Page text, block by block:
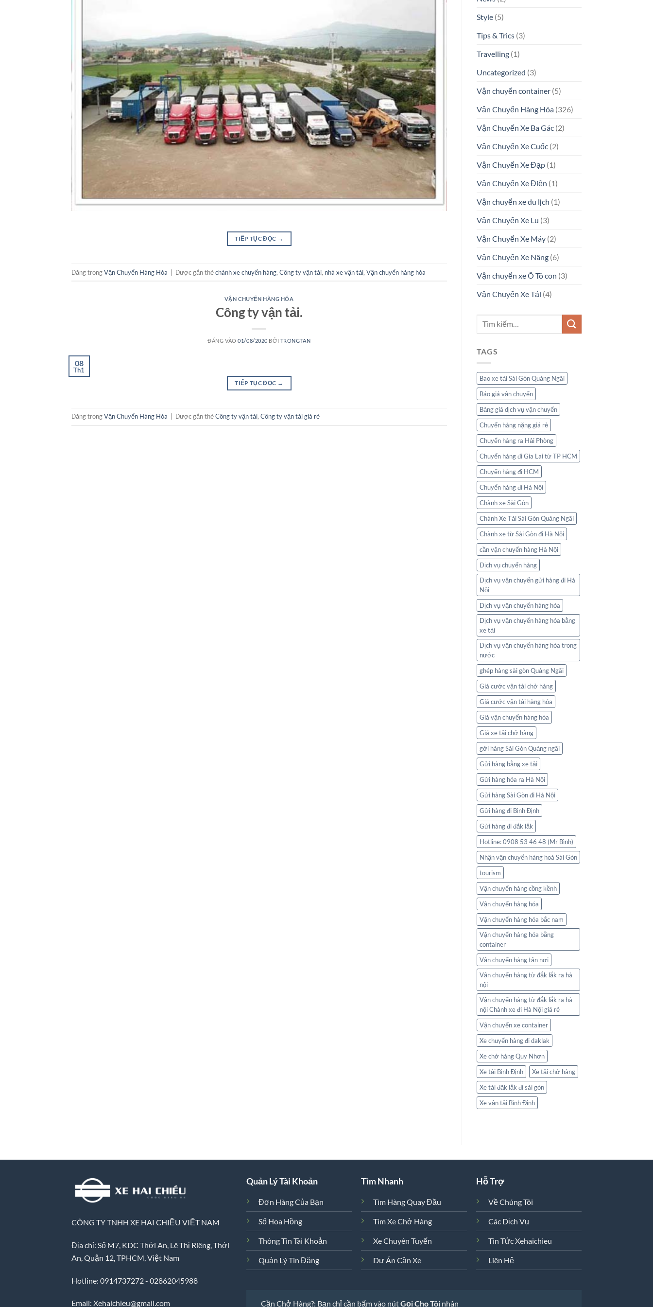
TIẾP TỤC ĐỌC →
Đăng trongVận Chuyển Hàng Hóa | Được gắn thẻchành xe chuyển hàng, Công ty vận tải, nhà xe vận tải, Vận chuyển hàng hóa
VẬN CHUYỂN HÀNG HÓA
Công ty vận tải.
ĐĂNG VÀO01/08/2020 BỞI TRONGTAN
08
Th1
TIẾP TỤC ĐỌC →
Đăng trongVận Chuyển Hàng Hóa Được gắn thẻCông ty vận tải, Công ty vận tải giá rẻ
Style(5)
Tips & Trics(3)
Travelling(1)
Uncategorized (3)
Vận chuyển container(5)
Vận Chuyển Hàng Hóa(326)
Vận Chuyển Xe Ba Gác(2)
Vận Chuyển Xe Cuốc(2)
Vận Chuyển Xe Đạp(1)
Vận Chuyển Xe Điện (1)
Vận chuyển xe du lịch (1)
Vận Chuyển Xe Lu (3)
Vận Chuyển Xe Máy(2)
Vận Chuyển Xe Nâng(6)
Vận chuyển xe Ô Tô con (3)
Vận Chuyển Xe Tải (4)
TAGS
Bao xe tải Sài Gòn Quảng Ngãi
Báo giá vận chuyển
Bảng giá dịch vụ vận chuyển
Chuyển hàng nặng giá rẻ
Chuyển hàng ra Hải Phòng
Chuyển hàng đi Gia Lai từ TP HCM
Chuyển hàng đi HCM
Chuyển hàng đi Hà Nội
Chành xe Sài Gòn
Chành Xe Tải Sài Gòn Quảng Ngãi
Chành xe từ Sài Gòn đi Hà Nội
cần vận chuyển hàng Hà Nội
Dịch vụ chuyển hàng
Dịch vụ vận chuyển gửi hàng đi Hà
Nội
Dịch vụ vận chuyển hàng hóa
Dịch vụ vận chuyển hàng hóa bằng
xe tải
Dịch vụ vận chuyển hàng hóa trong
nước
ghép hàng sài gòn Quảng Ngãi
Giá cước vận tải chở hàng
Giá cước vận tải hàng hóa
Giá vận chuyển hàng hóa
Giá xe tải chở hàng
gởi hàng Sài Gòn Quảng ngãi
Gửi hàng bằng xe tải
Gửi hàng hóa ra Hà Nội
Gửi hàng Sài Gòn đi Hà Nội
Gửi hàng đi Bình Định
Gửi hàng đi đắk lắk
Hotline: 0908 53 46 48 (Mr Bình)
Nhận vận chuyển hàng hoá Sài Gòn
tourism
Vận chuyển hàng cồng kềnh
Vận chuyển hàng hóa
Vận chuyển hàng hóa bắc nam
Vận chuyển hàng hóa bằng
container
Vận chuyển hàng tận nơi
Vận chuyển hàng từ đắk lắk ra hà
nội
Vận chuyển hàng từ đắk lắk ra hà
nội Chành xe đi Hà Nội giá rẻ
Vận chuyển xe container
Xe chuyển hàng đi daklak
Xe chở hàng Quy Nhơn
Xe tải Bình Định
Xe tải chở hàng
Xe tải đăk lắk đi sài gòn
Xe vận tải Bình Định
CÔNG TY TNHH XE HAI CHIỀU VIỆT NAM
Địa chỉ: Số M7, KDC Thới An, Lê Thị Riêng, Thới
An, Quận 12, TPHCM, Việt Nam
Hotline: 0914737272 - 02862045988
Email: Xehaichieu@gmail.com
Quản Lý Tài Khoản
Đơn Hàng Của Bạn
Sổ Hoa Hồng
Thông Tin Tài Khoản
Quản Lý Tin Đăng
Tìm Nhanh
Tìm Hàng Quay Đầu
Tìm Xe Chở Hàng
Xe Chuyên Tuyến
Dự Án Cần Xe
Hỗ Trợ
Về Chúng Tôi
Các Dịch Vụ
Tin Tức Xehaichieu
Liên Hệ
Cần Chở Hàng?: Bạn chỉ cần bấm vào nútGọi Cho Tôi nhân